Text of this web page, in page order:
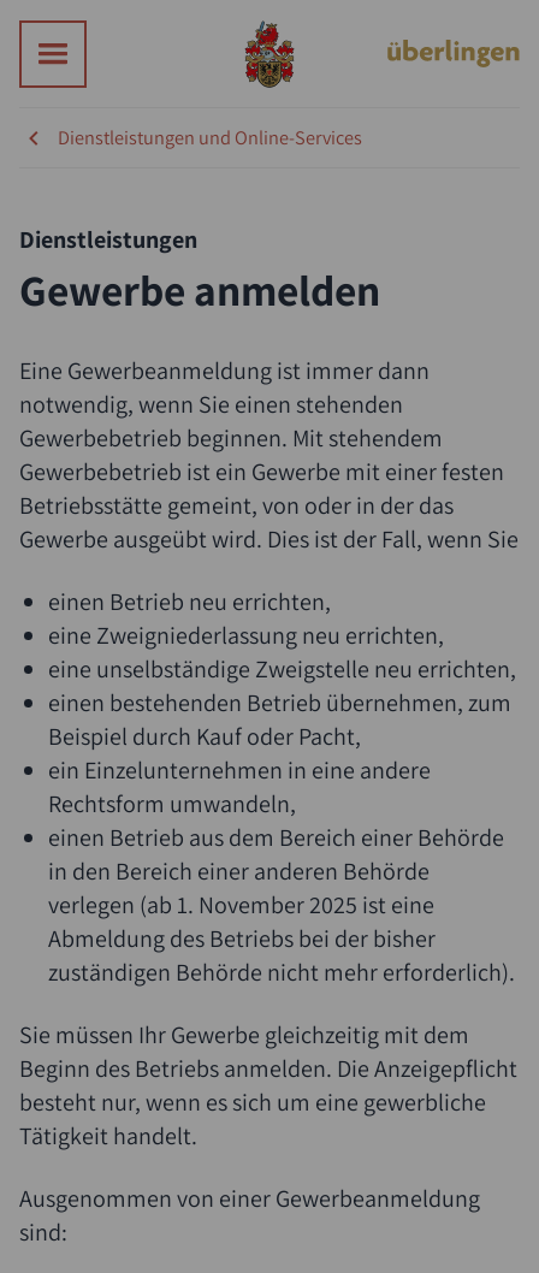
Dienstleistungen und Online-Services
Dienstleistungen
Gewerbe anmelden
Eine Gewerbeanmeldung ist immer dann
notwendig, wenn Sie einen stehenden
Gewerbebetrieb beginnen. Mit stehendem
Gewerbebetrieb ist ein Gewerbe mit einer festen
Betriebsstätte gemeint, von oder in der das
Gewerbe ausgeübt wird. Dies ist der Fall, wenn Sie
einen Betrieb neu errichten,
eine Zweigniederlassung neu errichten,
eine unselbständige Zweigstelle neu errichten,
einen bestehenden Betrieb übernehmen, zum
Beispiel durch Kauf oder Pacht,
ein Einzelunternehmen in eine andere
Rechtsform umwandeln,
einen Betrieb aus dem Bereich einer Behörde
in den Bereich einer anderen Behörde
verlegen (ab 1. November 2025 ist eine
Abmeldung des Betriebs bei der bisher
zuständigen Behörde nicht mehrerforderlich).
Sie müssen Ihr Gewerbe gleichzeitig mit dem
Beginn des Betriebs anmelden. Die Anzeigepflicht
besteht nur, wenn es sich um eine gewerbliche
Tätigkeit handelt.
Ausgenommen von einer Gewerbeanmeldung
sind: